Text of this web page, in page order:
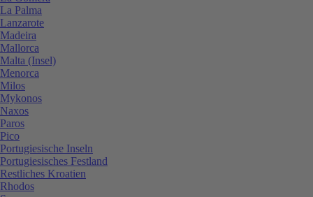
La Palma
Lanzarote
Madeira
Mallorca
Malta (Insel)
Menorca
Milos
Mykonos
Naxos
Paros
Pico
Portugiesische Inseln
Portugiesisches Festland
Restliches Kroatien
Rhodos